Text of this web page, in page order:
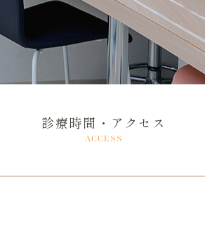
診療時間・アクセス
ACCESS